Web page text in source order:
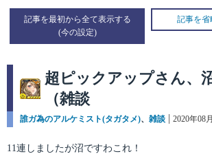
記事を最初から全て表示する 記事を省
超ピックアップさん、
（雑談
カ
ゴ
誰ガ為のアルケミスト(タガタメ)、 雑談
投
2020年08
11連しましたが沼ですわこれ！